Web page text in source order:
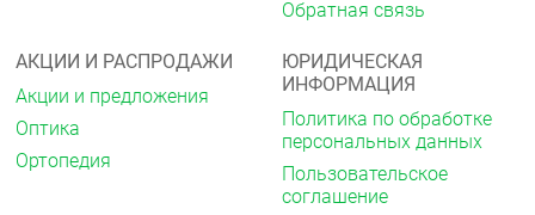
Обратная связь
АКЦИИ И РАСПРОДАЖИ
Акции и предложения
Оптика
Ортопедия
ЮРИДИЧЕСКАЯ
ИНФОРМАЦИЯ
Политика по обработке
персональных данных
Пользовательское
соглашение